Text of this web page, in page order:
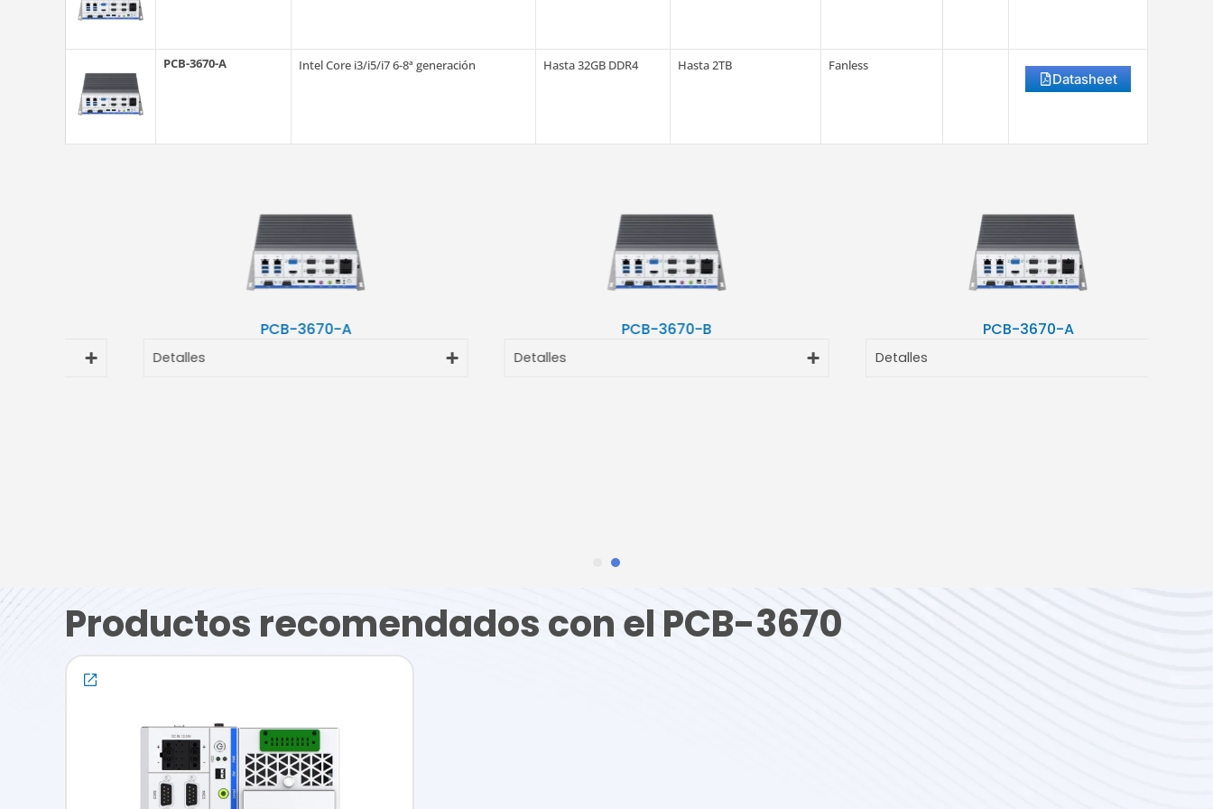
PCB-3670-A Intel Core i3/i5/i7 6-8ª generación Hasta 32GB DDR4 Hasta 2TB Fanless
Datasheet
PCB-3670-A
Detalles
PCB-3670-B
Detalles
PCB-3670-A
Detalles
Productos recomendados con el PCB-3670